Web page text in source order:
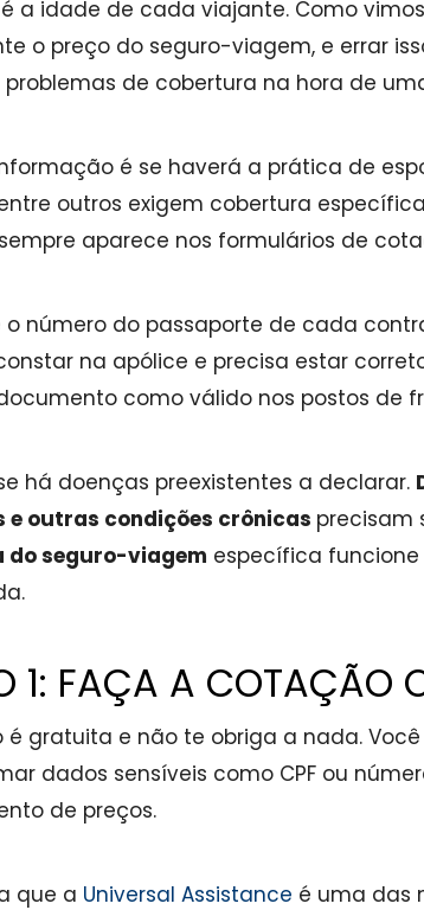
a idade de cada viajante. Como
o preço do seguro-viagem, e errar
de cobertura na hora de
é se haverá a prática de
outros exigem cobertura
aparece nos formulários de
o número do passaporte de cada
na apólice e precisa estar
como válido nos postos de
há doenças preexistentes a declarar.
e outras condições crônicas precisam
do seguro-viagem específica
1: FAÇA A COTAÇÃO
é gratuita e não te obriga a nada.
dados sensíveis como CPF ou
de preços.
que a Universal Assistance é uma das